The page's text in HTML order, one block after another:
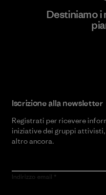
Destiniamo
Iscrizione alla newsletter
Registrati per ricevere
iniziative dei gruppi
altro ancora.
Indirizzo email